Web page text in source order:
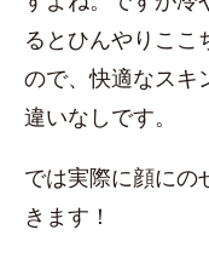
るとひんやりここ
ので、快適なスキ
違いなしです。
では実際に顔にの
きます！